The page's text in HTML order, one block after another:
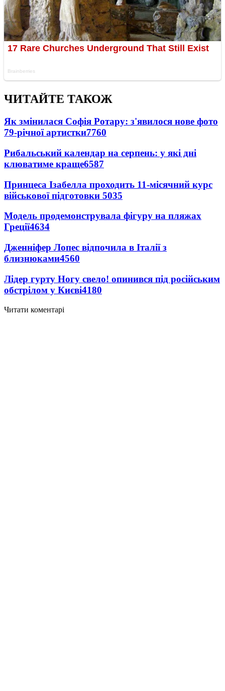
ЧИТАЙТЕ ТАКОЖ
Як змінилася Софія Ротару: з'явилося нове фото
79-річної артистки7760
Рибальський календар на серпень: у які дні
клюватиме краще6587
Принцеса Ізабелла проходить 11-місячний курс
військової підготовки 5035
Модель продемонструвала фігуру на пляжах
Греції4634
Дженніфер Лопес відпочила в Італії з
близнюками4560
Лідер гурту Ногу свело! опинився під російським
обстрілом у Києві4180
Читати коментарі